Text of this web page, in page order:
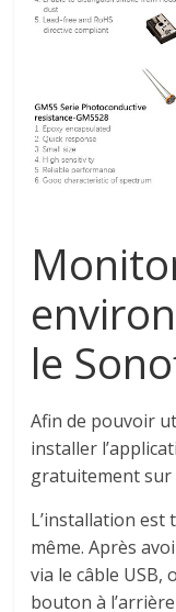
le
Afin de pouvoir
installer
gratuitement sur
L’installation
même. Après
via le câble USB,
bouton à l’arrière